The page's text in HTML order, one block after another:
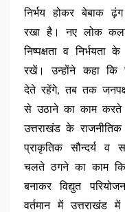
निर्भय होकर बेबाक
रखा है। नए लोक
निष्पक्षता व
रखें। उन्होंने कहा कि
देते रहेंगे, तब तक
से उठाने का काम करते
उत्तराखंड के राजनीतिक
प्राकृतिक सौन्दर्य
चलते ठगने का काम
बनाकर विद्युत
वर्तमान में उत्तराखंड